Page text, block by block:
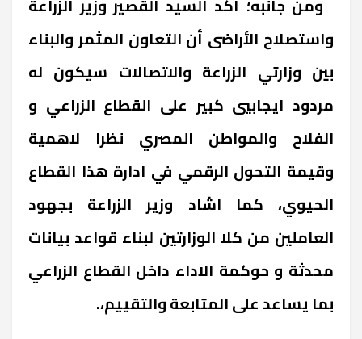
واستصلاح الأراضى أن التعاون المثمر والبناء
بين وزارتي الزراعة والاتصالات سيكون له
مردود ايجابيي كبير على القطاع الزراعي و
الفلاح والمواطن المصري نظرا لاهمية
وقيمة التحول الرقمي في ادارة هذا القطاع
الحيوي، كما اشاد وزير الزراعة بجهود
العاملين من كلا الوزارتين لبناء قواعد بيانات
محدثة و حوكمة الاداء داخل القطاع الزراعي
بما يساعد على المتابعة والتقييم،.